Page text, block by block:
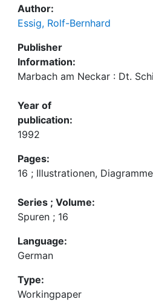
Author:
Essig, Rolf-Bernhard
Publisher
Information:
Marbach am Neckar : Dt.
Year of
publication:
1992
Pages:
16 ; Illustrationen,
Series ; Volume:
Spuren ; 16
Language:
German
Type:
Workingpaper